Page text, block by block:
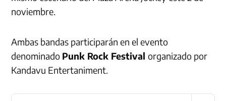
noviembre.
Ambas bandas participarán en el evento
denominado Punk Rock Festivalorganizado por
Kandavu Entertaniment.